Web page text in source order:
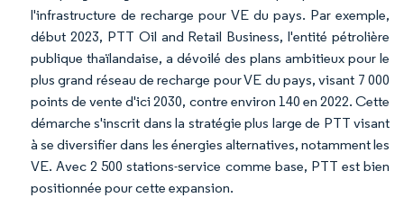
l'infrastructure de recharge pour VE du pays. Par exemple,
début 2023, PTT Oil and Retail Business, l'entité pétrolière
publique thaïlandaise, a dévoilé des plans ambitieux pour le
plus grand réseau de recharge pour VE du pays, visant 7 000
points de vente d'ici 2030, contre environ 140 en 2022. Cette
démarche s'inscrit dans la stratégie plus large de PTT visant
à se diversifier dans les énergies alternatives, notamment les
VE. Avec 2 500 stations-service comme base, PTT est bien
positionnée pour cette expansion.